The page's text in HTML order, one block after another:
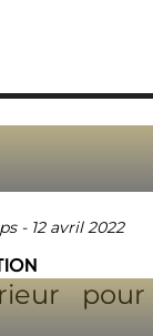
- 12 avril 2022